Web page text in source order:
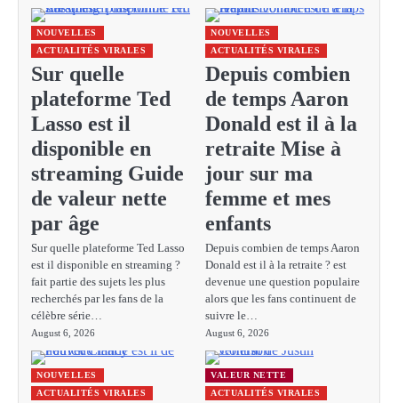
NOUVELLES
ACTUALITÉS VIRALES
Sur quelle
plateforme Ted
Lasso est il
disponible en
streaming Guide
de valeur nette
par âge
Sur quelle plateforme Ted Lasso
est il disponible en streaming ?
fait partie des sujets les plus
recherchés par les fans de la
célèbre série…
August 6, 2026
NOUVELLES
ACTUALITÉS VIRALES
Depuis combien
de temps Aaron
Donald est il à la
retraite Mise à
jour sur ma
femme et mes
enfants
Depuis combien de temps Aaron
Donald est il à la retraite ? est
devenue une question populaire
alors que les fans continuent de
suivre le…
August 6, 2026
NOUVELLES
ACTUALITÉS VIRALES
VALEUR NETTE
ACTUALITÉS VIRALES